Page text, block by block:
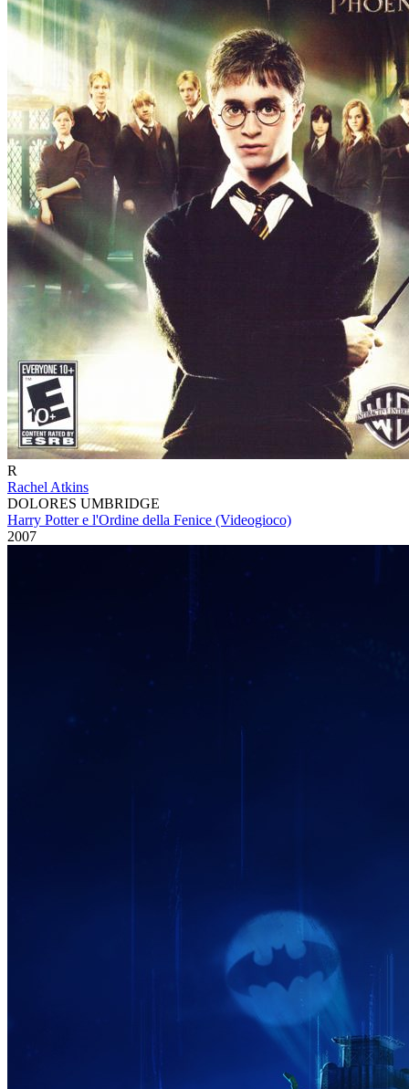
R
Rachel Atkins
DOLORES UMBRIDGE
Harry Potter e l'Ordine della Fenice (Videogioco)
2007